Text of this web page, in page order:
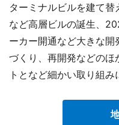
ターミナルビルを建て替
など高層ビルの誕生、
ーカー開通など大きな
づくり、再開発などのほ
トとなど細かい取り組み